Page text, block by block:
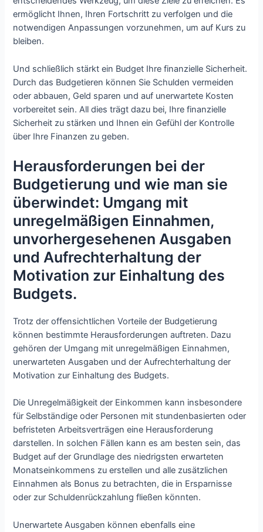
ermöglicht Ihnen, Ihren Fortschritt zu verfolgen und die
notwendigen Anpassungen vorzunehmen, um auf Kurs zu
bleiben.
Und schließlich stärkt ein Budget Ihre finanzielle Sicherheit.
Durch das Budgetieren können Sie Schulden vermeiden
oder abbauen, Geld sparen und auf unerwartete Kosten
vorbereitet sein. All dies trägt dazu bei, Ihre finanzielle
Sicherheit zu stärken und Ihnen ein Gefühl der Kontrolle
über Ihre Finanzen zu geben.
Herausforderungen bei der
Budgetierung und wie man sie
überwindet: Umgang mit
unregelmäßigen Einnahmen,
unvorhergesehenen Ausgaben
und Aufrechterhaltung der
Motivation zur Einhaltung des
Budgets.
Trotz der offensichtlichen Vorteile der Budgetierung
können bestimmte Herausforderungen auftreten. Dazu
gehören der Umgang mit unregelmäßigen Einnahmen,
unerwarteten Ausgaben und der Aufrechterhaltung der
Motivation zur Einhaltung des Budgets.
Die Unregelmäßigkeit der Einkommen kann insbesondere
für Selbständige oder Personen mit stundenbasierten oder
befristeten Arbeitsverträgen eine Herausforderung
darstellen. In solchen Fällen kann es am besten sein, das
Budget auf der Grundlage des niedrigsten erwarteten
Monatseinkommens zu erstellen und alle zusätzlichen
Einnahmen als Bonus zu betrachten, die in Ersparnisse
oder zur Schuldenrückzahlung fließen könnten.
Unerwartete Ausgaben können ebenfalls eine